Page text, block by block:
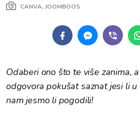
CANVA, JOOMBOOS
Odaberi ono što te više zanima,
odgovora pokušat saznat jesi li u
nam jesmo li pogodili!